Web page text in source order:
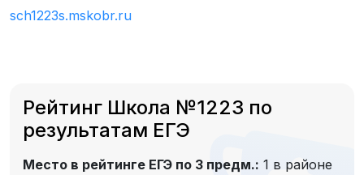
sch1223s.mskobr.ru
Рейтинг Школа №1223 по
результатам ЕГЭ
Место в рейтинге ЕГЭ по 3 предм.: 1 в районе